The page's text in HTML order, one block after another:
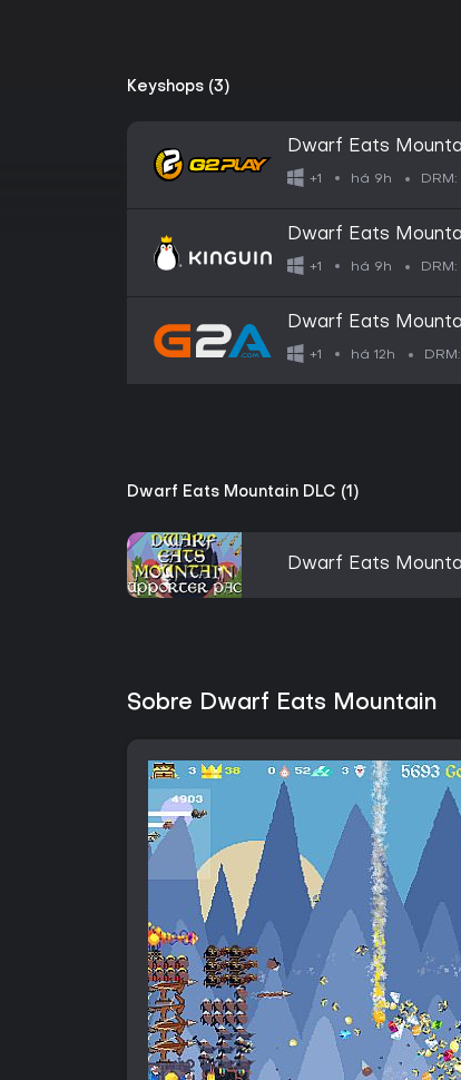
Keyshops (3)
Dwarf Eats
+1 há 9h DRM:
Dwarf Eats
+1 há 9h DRM:
Dwarf Eats
+1 há 12h DRM:
Dwarf Eats Mountain DLC (1)
Dwarf Eats
Sobre Dwarf Eats Mountain